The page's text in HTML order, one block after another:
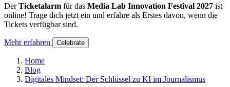
DerTicketalarm für das Media Lab Innovation Festival 2027 ist
online! Trage dich jetzt ein und erfahre als Erstes davon, wenn die
Tickets verfügbar sind.
Mehr erfahren Celebrate
Home
Blog
Digitales Mindset: Der Schlüssel zu KI im Journalismus